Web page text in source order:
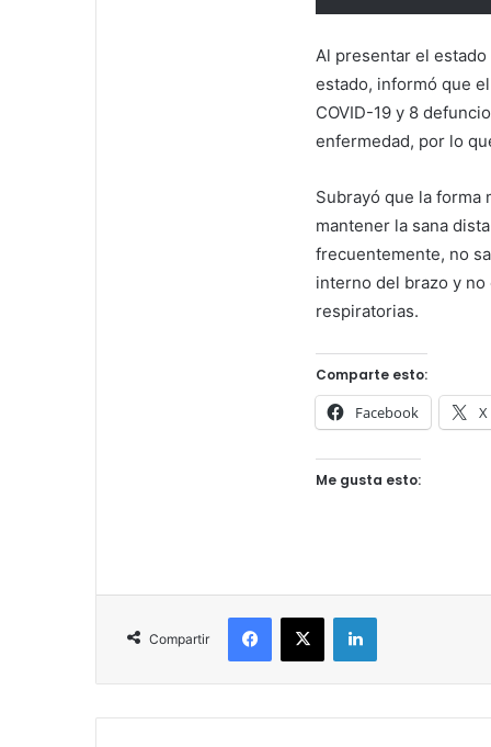
Al presentar el
estado, informó que
COVID-19 y 8
enfermedad, por lo
Subrayó que la forma
mantener la sana
frecuentemente, no
interno del brazo y
respiratorias.
Comparte esto:
Facebook X
Me gusta esto:
Compartir